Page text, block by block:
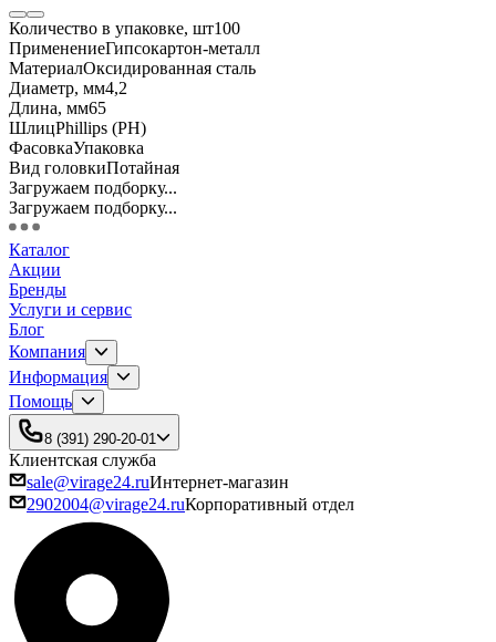
Количество в упаковке, шт100
ПрименениеГипсокартон-металл
МатериалОксидированная сталь
Диаметр, мм4,2
Длина, мм65
ШлицPhillips (PH)
ФасовкаУпаковка
Вид головкиПотайная
Загружаем подборку...
Загружаем подборку...
Каталог
Акции
Бренды
Услуги и сервис
Блог
Компания
Информация
Помощь
8 (391) 290-20-01
Клиентская служба
sale@virage24.ruИнтернет-магазин
2902004@virage24.ruКорпоративный отдел